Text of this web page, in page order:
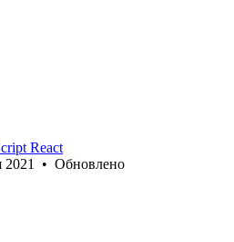
React
2021 • Обновлено